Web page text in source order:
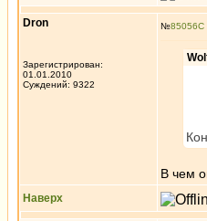
Dron
Зарегистрирован:
01.01.2010
Суждений: 9322
№85056
В чем
Наверх